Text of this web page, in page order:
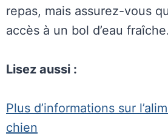
repas, mais assurez-vous
accès à un bol d’eau fraîche.
Lisez aussi :
Plus d’informations sur
chien